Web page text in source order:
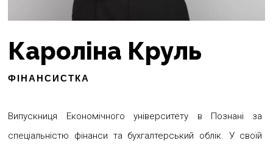
Кароліна Круль
ФІНАНСИСТКА
Випускниця Економічного університету в Познані за
спеціальністю фінанси та бухгалтерський облік. У своїй